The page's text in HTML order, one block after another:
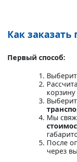
Как заказать
Первый способ:
корзину
Мы
После
через